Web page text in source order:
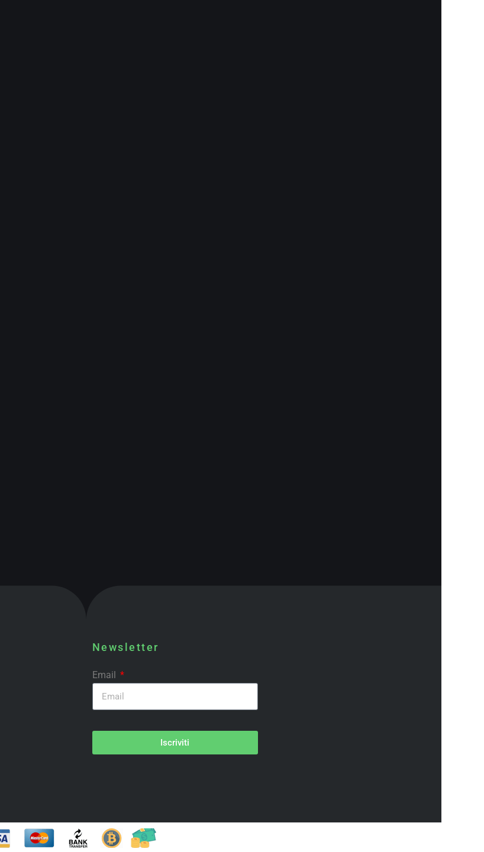
Newsletter
Email
Iscriviti